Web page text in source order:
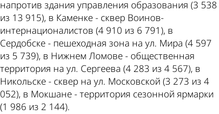
напротив здания управления образования (3 538
из 13 915), в Каменке - сквер Воинов-
интернационалистов (4 910 из 6 791), в
Сердобске - пешеходная зона на ул. Мира (4 597
из 5 739), в Нижнем Ломове - общественная
территория на ул. Сергеева (4 283 из 4 567), в
Никольске - сквер на ул. Московской (3 273 из 4
052), в Мокшане - территория сезонной ярмарки
(1 986 из 2 144).